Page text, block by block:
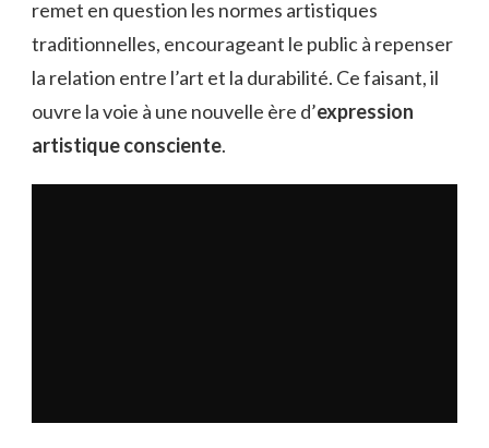
remet en question les normes artistiques
traditionnelles, encourageant le public à repenser
la relation entre l’art et la durabilité. Ce faisant, il
ouvre la voie à une nouvelle ère d’expression
artistique consciente.